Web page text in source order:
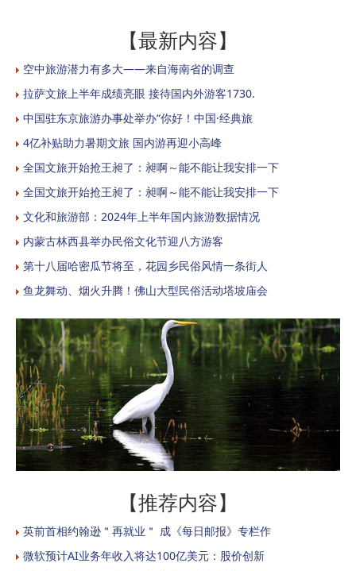
【最新内容】
空中旅游潜力有多大——来自海南省的调查
拉萨文旅上半年成绩亮眼 接待国内外游客1730.
中国驻东京旅游办事处举办“你好！中国·经典旅
4亿补贴助力暑期文旅 国内游再迎小高峰
全国文旅开始抢王昶了：昶啊～能不能让我安排一下
全国文旅开始抢王昶了：昶啊～能不能让我安排一下
文化和旅游部：2024年上半年国内旅游数据情况
内蒙古林西县举办民俗文化节迎八方游客
第十八届哈密瓜节将至，花园乡民俗风情一条街人
鱼龙舞动、烟火升腾！佛山大型民俗活动塔坡庙会
【推荐内容】
英前首相约翰逊＂再就业＂ 成《每日邮报》专栏作
微软预计AI业务年收入将达100亿美元：股价创新